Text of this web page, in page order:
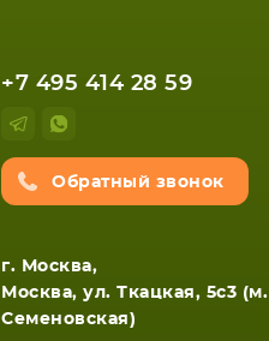
+7 495 414 28 59
Обратный звонок
г. Москва,
Москва, ул. Ткацкая, 5с3 (м.
Семеновская)